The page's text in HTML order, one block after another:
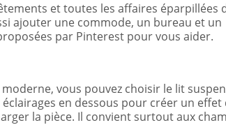
et toutes les affaires éparpillées
ajouter une commode, un bureau et un
par Pinterest pour vous aider.
vous pouvez choisir le lit
en dessous pour créer un effet
la pièce. Il convient surtout aux